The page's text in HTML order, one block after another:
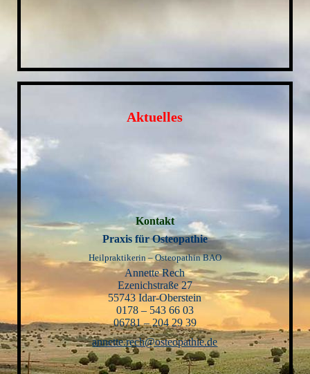
Aktuelles
Kontakt
Praxis für Osteopathie
Heilpraktikerin – Osteopathin BAO
Annette Rech
Ezenichstraße 27
55743 Idar-Oberstein
0178 – 543 66 03
06781 – 204 29 39
annette.rech@osteopathie.de